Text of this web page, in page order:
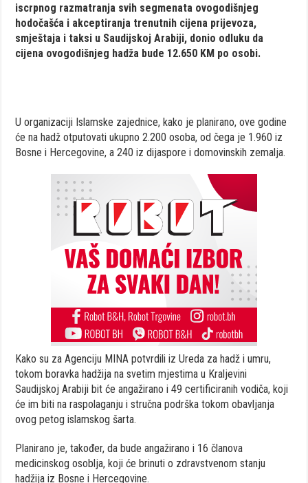
iscrpnog razmatranja svih segmenata ovogodišnjeg
hodočašća i akceptiranja trenutnih cijena prijevoza,
smještaja i taksi u Saudijskoj Arabiji, donio odluku da
cijena ovogodišnjeg hadža bude 12.650 KM po osobi.
U organizaciji Islamske zajednice, kako je planirano, ove godine
će na hadž otputovati ukupno 2.200 osoba, od čega je 1.960 iz
Bosne i Hercegovine, a 240 iz dijaspore i domovinskih zemalja.
Kako su za Agenciju MINA potvrdili iz Ureda za hadž i umru,
tokom boravka hadžija na svetim mjestima u Kraljevini
Saudijskoj Arabiji bit će angažirano i 49 certificiranih vodiča, koji
će im biti na raspolaganju i stručna podrška tokom obavljanja
ovog petog islamskog šarta.
Planirano je, također, da bude angažirano i 16 članova
medicinskog osoblja, koji će brinuti o zdravstvenom stanju
hadžija iz Bosne i Hercegovine.